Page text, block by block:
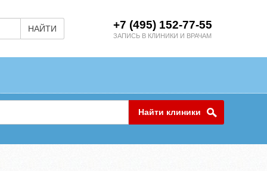
НАЙТИ +7 (495) 152-77-55
ЗАПИСЬ В КЛИНИКИ И ВРАЧАМ
Найти клиники